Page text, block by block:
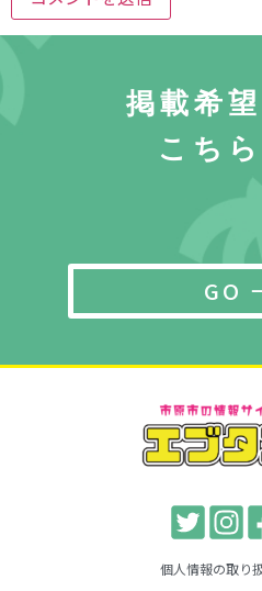
掲載希
こち
GO
個人情報の取り